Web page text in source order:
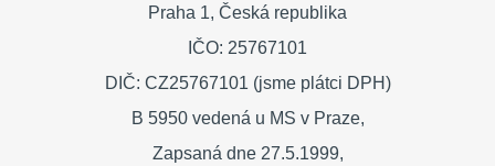
Praha 1, Česká republika
IČO: 25767101
DIČ: CZ25767101 (jsme plátci DPH)
B 5950 vedená u MS v Praze,
Zapsaná dne 27.5.1999,